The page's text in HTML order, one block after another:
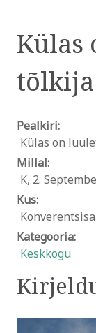
Külas
Pealkiri:
Külas on
Millal:
K, 2.
Kus:
Kategooria:
Keskkogu